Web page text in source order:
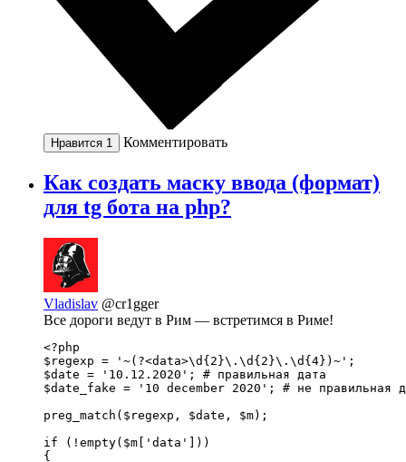
Нравится 1 Комментировать
Как создать маску ввода (формат)
для tg бота на php?
Vladislav @cr1gger
Все дороги ведут в Рим — встретимся в Риме!
<?php
$regexp = '~(?<data>\d{2}\.\d{2}\.\d{4})~';
$date = '10.12.2020'; # правильная дата
$date_fake = '10 december 2020'; # не правильная
preg_match($regexp, $date, $m);
if (!empty($m['data']))
{